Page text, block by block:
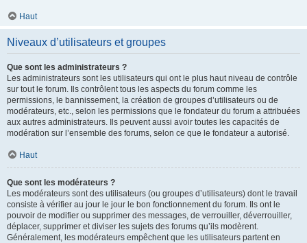
Haut
Niveaux d’utilisateurs et groupes
Que sont les administrateurs ?
Les administrateurs sont les utilisateurs qui ont le plus haut niveau de contrôle
sur tout le forum. Ils contrôlent tous les aspects du forum comme les
permissions, le bannissement, la création de groupes d’utilisateurs ou de
modérateurs, etc., selon les permissions que le fondateur du forum a attribuées
aux autres administrateurs. Ils peuvent aussi avoir toutes les capacités de
modération sur l’ensemble des forums, selon ce que le fondateur a autorisé.
Haut
Que sont les modérateurs ?
Les modérateurs sont des utilisateurs (ou groupes d’utilisateurs) dont le travail
consiste à vérifier au jour le jour le bon fonctionnement du forum. Ils ont le
pouvoir de modifier ou supprimer des messages, de verrouiller, déverrouiller,
déplacer, supprimer et diviser les sujets des forums qu’ils modèrent.
Généralement, les modérateurs empêchent que les utilisateurs partent en